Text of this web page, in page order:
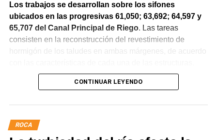
Los trabajos se desarrollan sobre los sifones
ubicados en las progresivas 61,050; 63,692; 64,597 y
65,707 del Canal Principal de Riego. Las tareas
consisten en la reconstrucción del revestimiento de
hormigón de los taludes en ambas márgenes, de acuerdo
La obra incluye la demolición de losas deterioradas, la
requieren, la ejecución de un nuevo revestimiento de
hormigón reforzado con malla de acero y el sellado de
juntas para mejorar la durabilidad de la infraestructura.
CONTINUAR LEYENDO
ROCA